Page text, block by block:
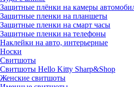
Защитные плёнки на камеры
Защитные пленки на планшеты
Защитные пленки на смарт часы
Защитные пленки на телефоны
Наклейки на авто, интерьерные
Носки
Свитшоты
Cвитшоты Hello Kitty Sharp&Shop
Женские свитшоты